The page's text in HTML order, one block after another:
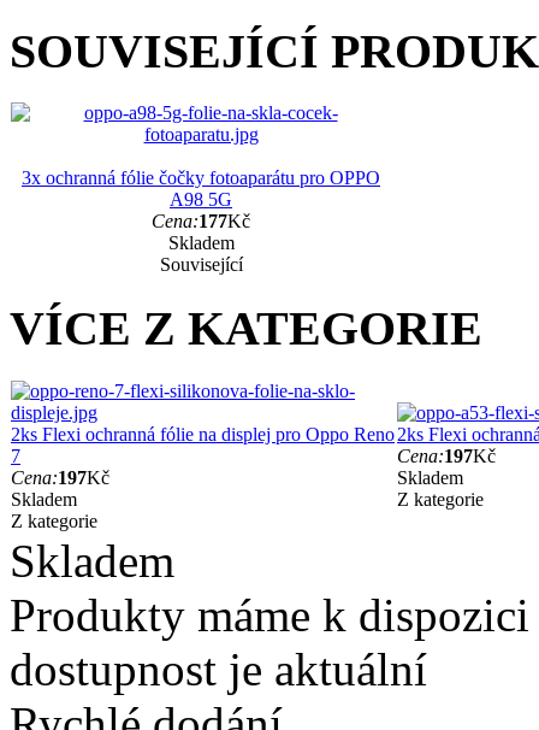
SOUVISEJÍCÍ
3x ochranná fólie čočky fotoaparátu pro OPPO
A98 5G
Cena:177Kč
Skladem
Související
VÍCE Z KATEGORIE
2ks Flexi ochranná fólie na displej pro Oppo Reno
7
Cena:197Kč
Skladem
Z kategorie
2ks Flexi
Cena:197Kč
Skladem
Z kategorie
Skladem
Produkty máme k
dostupnost je aktuální